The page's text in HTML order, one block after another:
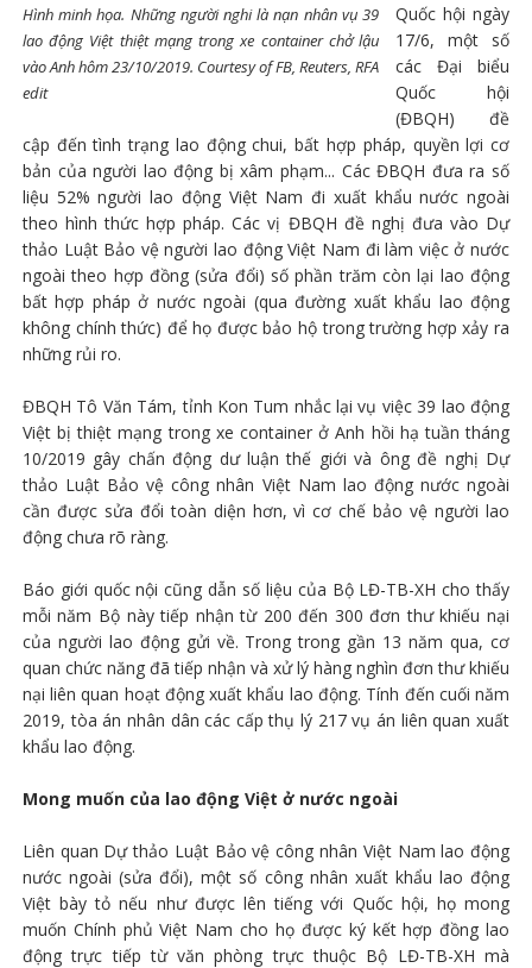
Hình minh họa. Những người nghi là nạn nhân vụ 39
lao động Việt thiệt mạng trong xe container chở lậu
vào Anh hôm 23/10/2019. Courtesy of FB, Reuters, RFA
edit
Quốc hội ngày
17/6, một số
các Đại biểu
Quốc hội
(ĐBQH) đề
cập đến tình trạng lao động chui, bất hợp pháp, quyền lợi cơ
bản của người lao động bị xâm phạm... Các ĐBQH đưa ra số
liệu 52% người lao động Việt Nam đi xuất khẩu nước ngoài
theo hình thức hợp pháp. Các vị ĐBQH đề nghị đưa vào Dự
thảo Luật Bảo vệ người lao động Việt Nam đi làm việc ở nước
ngoài theo hợp đồng (sửa đổi) số phần trăm còn lại lao động
bất hợp pháp ở nước ngoài (qua đường xuất khẩu lao động
không chính thức) để họ được bảo hộ trong trường hợp xảy ra
những rủi ro.
ĐBQH Tô Văn Tám, tỉnh Kon Tum nhắc lại vụ việc 39 lao động
Việt bị thiệt mạng trong xe container ở Anh hồi hạ tuần tháng
10/2019 gây chấn động dư luận thế giới và ông đề nghị Dự
thảo Luật Bảo vệ công nhân Việt Nam lao động nước ngoài
cần được sửa đổi toàn diện hơn, vì cơ chế bảo vệ người lao
động chưa rõ ràng.
Báo giới quốc nội cũng dẫn số liệu của Bộ LĐ-TB-XH cho thấy
mỗi năm Bộ này tiếp nhận từ 200 đến 300 đơn thư khiếu nại
của người lao động gửi về. Trong trong gần 13 năm qua, cơ
quan chức năng đã tiếp nhận và xử lý hàng nghìn đơn thư khiếu
nại liên quan hoạt động xuất khẩu lao động. Tính đến cuối năm
2019, tòa án nhân dân các cấp thụ lý 217 vụ án liên quan xuất
khẩu lao động.
Mong muốn của lao động Việt ở nước ngoài
Liên quan Dự thảo Luật Bảo vệ công nhân Việt Nam lao động
nước ngoài (sửa đổi), một số công nhân xuất khẩu lao động
Việt bày tỏ nếu như được lên tiếng với Quốc hội, họ mong
muốn Chính phủ Việt Nam cho họ được ký kết hợp đồng lao
động trực tiếp từ văn phòng trực thuộc Bộ LĐ-TB-XH mà